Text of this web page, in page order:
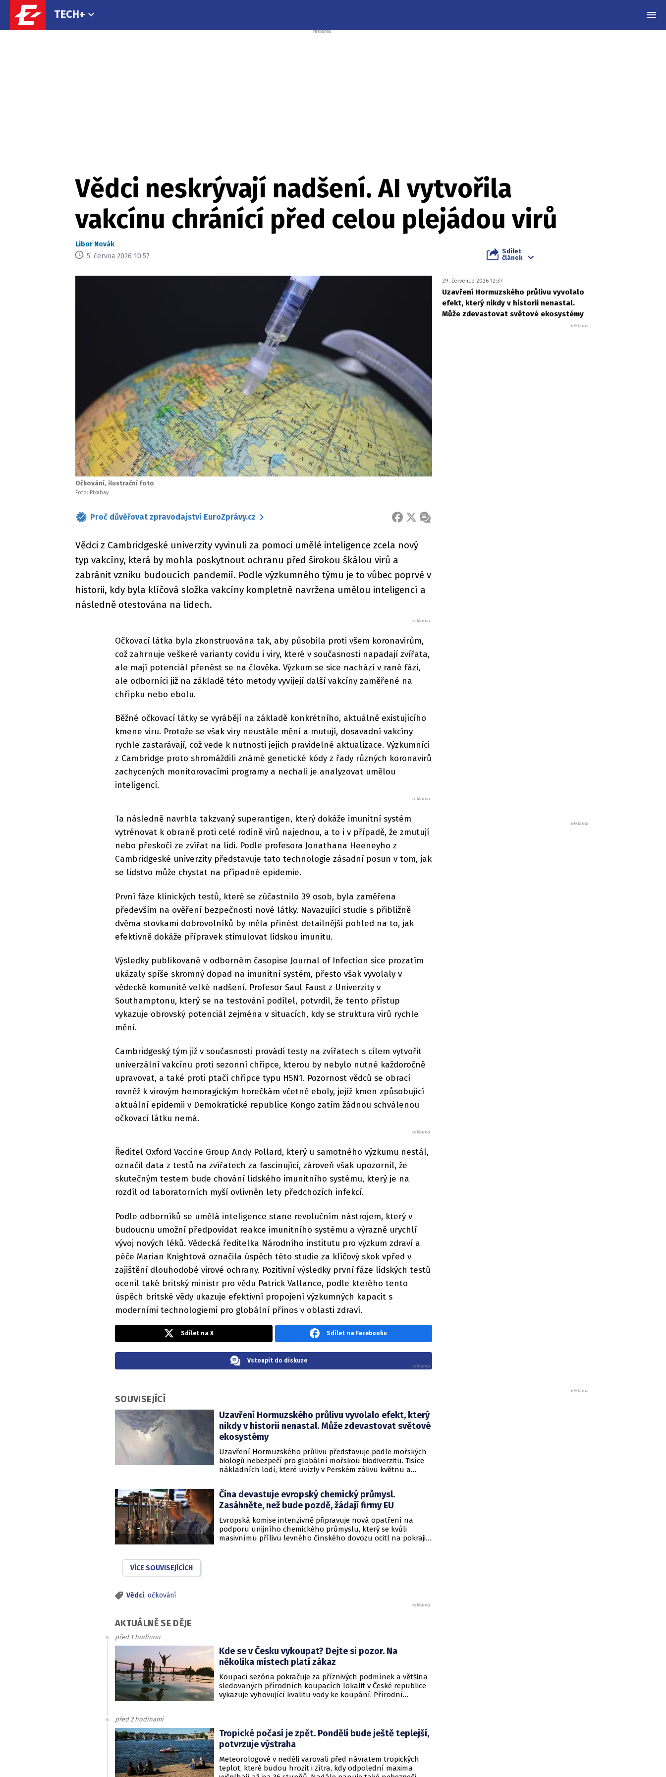
TECH+
Vědci neskrývají nadšení. AI vytvořila
vakcínu chránící před celou plejádou virů
Libor Novák
5. června 2026 10:57
Sdílet
článek
Očkování, ilustrační foto
Foto: Pixabay
Proč důvěřovat zpravodajství EuroZprávy.cz FACEBOOK
X ZPRÁVA
Vědci z Cambridgeské univerzity vyvinuli za pomoci umělé inteligence zcela nový
typ vakcíny, která by mohla poskytnout ochranu před širokou škálou virů a
zabránit vzniku budoucích pandemií. Podle výzkumného týmu je to vůbec poprvé v
historii, kdy byla klíčová složka vakcíny kompletně navržena umělou inteligencí a
následně otestována na lidech.
Očkovací látka byla zkonstruována tak, aby působila proti všem koronavirům,
což zahrnuje veškeré varianty covidu i viry, které v současnosti napadají zvířata,
ale mají potenciál přenést se na člověka. Výzkum se sice nachází v rané fázi,
ale odborníci již na základě této metody vyvíjejí další vakcíny zaměřené na
chřipku nebo ebolu.
Běžné očkovací látky se vyrábějí na základě konkrétního, aktuálně existujícího
kmene viru. Protože se však viry neustále mění a mutují, dosavadní vakcíny
rychle zastarávají, což vede k nutnosti jejich pravidelné aktualizace. Výzkumníci
z Cambridge proto shromáždili známé genetické kódy z řady různých koronavirů
zachycených monitorovacími programy a nechali je analyzovat umělou
inteligencí.
Ta následně navrhla takzvaný superantigen, který dokáže imunitní systém
vytrénovat k obraně proti celé rodině virů najednou, a to i v případě, že zmutují
nebo přeskočí ze zvířat na lidi. Podle profesora Jonathana Heeneyho z
Cambridgeské univerzity představuje tato technologie zásadní posun v tom, jak
se lidstvo může chystat na případné epidemie.
První fáze klinických testů, které se zúčastnilo 39 osob, byla zaměřena
především na ověření bezpečnosti nové látky. Navazující studie s přibližně
dvěma stovkami dobrovolníků by měla přinést detailnější pohled na to, jak
efektivně dokáže přípravek stimulovat lidskou imunitu.
Výsledky publikované v odborném časopise Journal of Infection sice prozatím
ukázaly spíše skromný dopad na imunitní systém, přesto však vyvolaly v
vědecké komunitě velké nadšení. Profesor Saul Faust z Univerzity v
Southamptonu, který se na testování podílel, potvrdil, že tento přístup
vykazuje obrovský potenciál zejména v situacích, kdy se struktura virů rychle
mění.
Cambridgeský tým již v současnosti provádí testy na zvířatech s cílem vytvořit
univerzální vakcínu proti sezonní chřipce, kterou by nebylo nutné každoročně
upravovat, a také proti ptačí chřipce typu H5N1. Pozornost vědců se obrací
rovněž k virovým hemoragickým horečkám včetně eboly, jejíž kmen způsobující
aktuální epidemii v Demokratické republice Kongo zatím žádnou schválenou
očkovací látku nemá.
Ředitel Oxford Vaccine Group Andy Pollard, který u samotného výzkumu nestál,
označil data z testů na zvířatech za fascinující, zároveň však upozornil, že
skutečným testem bude chování lidského imunitního systému, který je na
rozdíl od laboratorních myší ovlivněn lety předchozích infekcí.
Podle odborníků se umělá inteligence stane revolučním nástrojem, který v
budoucnu umožní předpovídat reakce imunitního systému a výrazně urychlí
vývoj nových léků. Vědecká ředitelka Národního institutu pro výzkum zdraví a
péče Marian Knightová označila úspěch této studie za klíčový skok vpřed v
zajištění dlouhodobé virové ochrany. Pozitivní výsledky první fáze lidských testů
ocenil také britský ministr pro vědu Patrick Vallance, podle kterého tento
úspěch britské vědy ukazuje efektivní propojení výzkumných kapacit s
moderními technologiemi pro globální přínos v oblasti zdraví.
29. července 2026 12:37
Uzavření Hormuzského průlivu vyvolalo
efekt, který nikdy v historii nenastal.
Může zdevastovat světové ekosystémy
Sdílet na X Sdílet na Facebooku
Vstoupit do diskuze
SOUVISEJÍCÍ
Uzavření Hormuzského průlivu vyvolalo efekt, který
nikdy v historii nenastal. Může zdevastovat světové
ekosystémy
Uzavření Hormuzského průlivu představuje podle mořských
biologů nebezpečí pro globální mořskou biodiverzitu. Tisíce
nákladních lodí, které uvízly v Perském zálivu květnu a
obnovení provozu mohly do celého světa roznést vysoce
invazivní druhy. Voda v této strategické oblasti je plná
nehybně stojících plavidel, jejichž trupy se postupně stávají
řas až po svijonožce a další bezobratlé.
Čína devastuje evropský chemický průmysl.
Zasáhněte, než bude pozdě, žádají firmy EU
Evropská komise intenzivně připravuje nová opatření na
podporu unijního chemického průmyslu, který se kvůli
masivnímu přílivu levného čínského dovozu ocitl na pokraji
VÍCE SOUVISEJÍCÍCH
Vědci, očkování
AKTUÁLNĚ SE DĚJE
před 1 hodinou
Kde se v Česku vykoupat? Dejte si pozor. Na
několika místech platí zákaz
Koupací sezóna pokračuje za příznivých podmínek a většina
sledovaných přírodních koupacích lokalit v České republice
vykazuje vyhovující kvalitu vody ke koupání. Přírodní
často přesahujícími 30 °C.
před 2 hodinami
Tropické počasí je zpět. Pondělí bude ještě teplejší,
potvrzuje výstraha
Meteorologové v neděli varovali před návratem tropických
teplot, které budou hrozit i zítra, kdy odpolední maxima